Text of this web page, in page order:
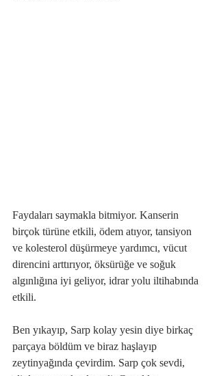
Faydaları saymakla bitmiyor. Kanserin
birçok türüne etkili, ödem atıyor, tansiyon
ve kolesterol düşürmeye yardımcı, vücut
direncini arttırıyor, öksürüğe ve soğuk
algınlığına iyi geliyor, idrar yolu iltihabında
etkili.
Ben yıkayıp, Sarp kolay yesin diye birkaç
parçaya böldüm ve biraz haşlayıp
zeytinyağında çevirdim. Sarp çok sevdi,